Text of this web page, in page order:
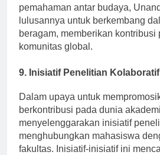
pemahaman antar budaya,
lulusannya untuk berkembang
beragam, memberikan kontribusi
komunitas global.
9. Inisiatif Penelitian Kolaboratif
Dalam upaya untuk
berkontribusi pada dunia
menyelenggarakan inisiatif
menghubungkan mahasiswa
fakultas. Inisiatif-inisiatif ini